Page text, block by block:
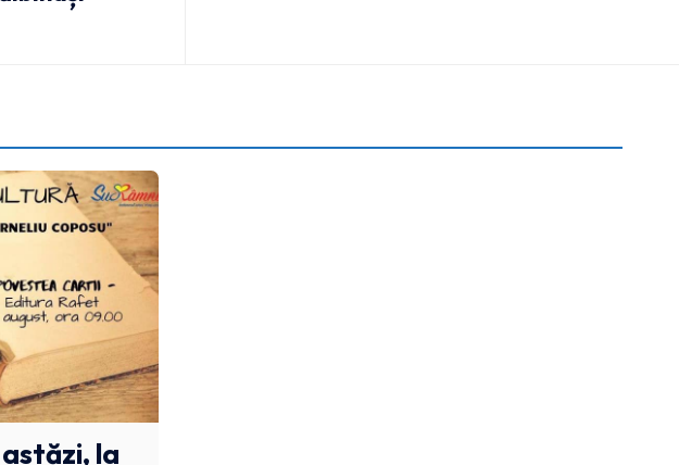
la